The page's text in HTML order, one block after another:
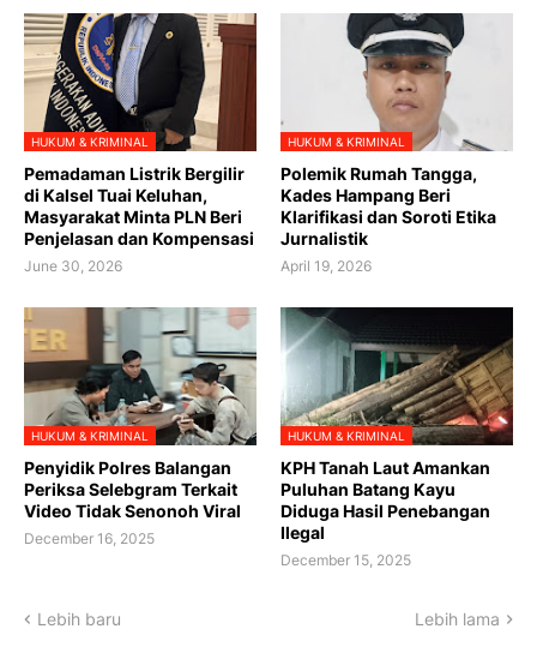
HUKUM & KRIMINAL
Pemadaman Listrik Bergilir
di Kalsel Tuai Keluhan,
Masyarakat Minta PLN Beri
Penjelasan dan Kompensasi
June 30, 2026
HUKUM & KRIMINAL
Polemik Rumah Tangga,
Kades Hampang Beri
Klarifikasi dan Soroti Etika
Jurnalistik
April 19, 2026
HUKUM & KRIMINAL
Penyidik Polres Balangan
Periksa Selebgram Terkait
Video Tidak Senonoh Viral
December 16, 2025
HUKUM & KRIMINAL
KPH Tanah Laut Amankan
Puluhan Batang Kayu
Diduga Hasil Penebangan
Ilegal
December 15, 2025
Lebih baru Lebih lama